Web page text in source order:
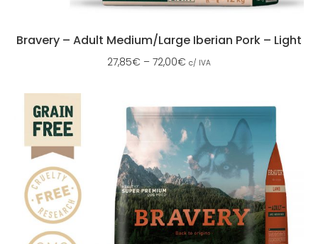
Bravery – Adult Medium/Large Iberian Pork – Light
27,85€ – 72,00€ c/ IVA